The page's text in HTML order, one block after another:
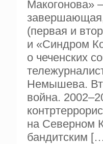
Макогонова»
завершающая,
(первая и
и «Синдром
о чеченских
Немышева.
война.
на Северном
бандитским